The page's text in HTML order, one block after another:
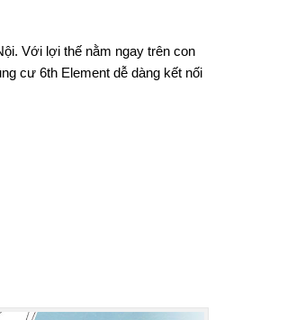
Với lợi thế nằm ngay trên con
cư 6th Elementdễ dàng kết nối